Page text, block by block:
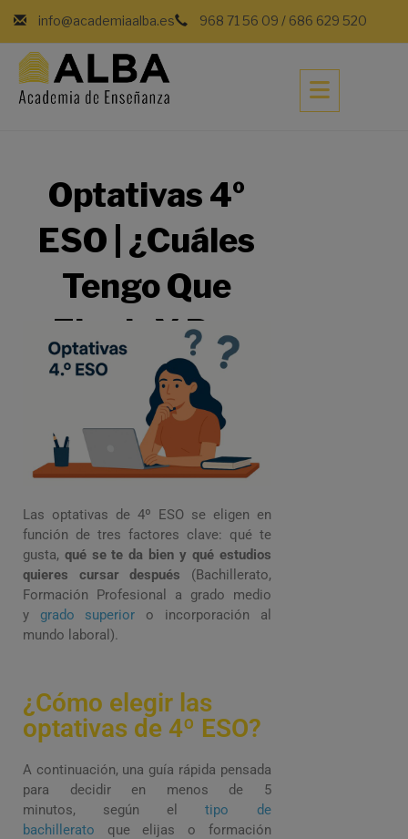
info@academiaalba.es 968 71 56 09 / 686 629 520
Optativas 4º
ESO | ¿Cuáles
Tengo Que
Elegir Y Por
Qué?
Las optativas de 4º ESO se eligen en
función de tres factores clave: qué te
gusta, qué se te da bien y qué estudios
quieres cursar después
(Bachillerato,
Formación Profesional a grado medio
y grado superior o incorporación al
mundo laboral).
¿Cómo elegir las
optativas de 4º ESO?
A continuación, una guía rápida pensada
para decidir en menos de 5
minutos, según eltipo de
bachillerato que elijas o formación